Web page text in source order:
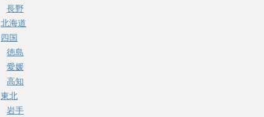
長野
北海道
四国
徳島
愛媛
高知
東北
岩手